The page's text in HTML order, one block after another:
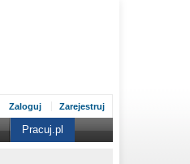
Zaloguj Zarejestruj
Pracuj.pl